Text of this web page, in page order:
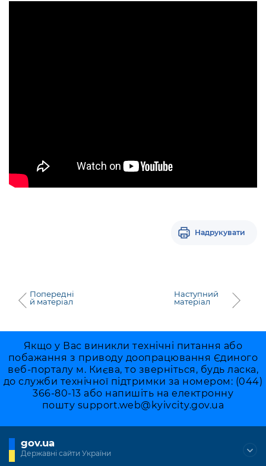
Надрукувати
Попередні
й матеріал
Наступний
матеріал
Якщо у Вас виникли технічні питання або
побажання з приводу доопрацювання Єдиного
веб-порталу м. Києва, то зверніться, будь ласка,
до служби технічної підтримки за номером: (044)
366-80-13 або напишіть на електронну
пошту support.web@kyivcity.gov.ua
gov.ua
Державні сайти України